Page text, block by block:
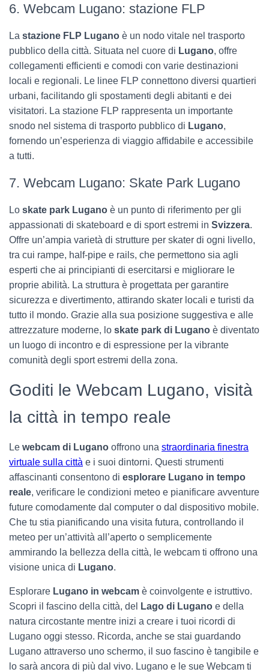
6. Webcam Lugano: stazione FLP
La stazione FLP Lugano è un nodo vitale nel trasporto
pubblico della città. Situata nel cuore di Lugano, offre
collegamenti efficienti e comodi con varie destinazioni
locali e regionali. Le linee FLP connettono diversi quartieri
urbani, facilitando gli spostamenti degli abitanti e dei
visitatori. La stazione FLP rappresenta un importante
snodo nel sistema di trasporto pubblico di Lugano,
fornendo un’esperienza di viaggio affidabile e accessibile
a tutti.
7. Webcam Lugano: Skate Park Lugano
Lo skate park Lugano è un punto di riferimento per gli
appassionati di skateboard e di sport estremi in Svizzera.
Offre un’ampia varietà di strutture per skater di ogni livello,
tra cui rampe, half-pipe e rails, che permettono sia agli
esperti che ai principianti di esercitarsi e migliorare le
proprie abilità. La struttura è progettata per garantire
sicurezza e divertimento, attirando skater locali e turisti da
tutto il mondo. Grazie alla sua posizione suggestiva e alle
attrezzature moderne, lo skate park di Lugano è diventato
un luogo di incontro e di espressione per la vibrante
comunità degli sport estremi della zona.
Goditi le Webcam Lugano, visità
la città in tempo reale
Le webcam di Lugano offrono una straordinaria finestra
virtuale sulla città e i suoi dintorni. Questi strumenti
affascinanti consentono di esplorare Lugano in tempo
reale, verificare le condizioni meteo e pianificare avventure
future comodamente dal computer o dal dispositivo mobile.
Che tu stia pianificando una visita futura, controllando il
meteo per un’attività all’aperto o semplicemente
ammirando la bellezza della città, le webcam ti offrono una
visione unica di Lugano.
Esplorare Lugano in webcam è coinvolgente e istruttivo.
Scopri il fascino della città, del
Lago di Lugano e della
natura circostante mentre inizi a creare i tuoi ricordi di
Lugano oggi stesso. Ricorda, anche se stai guardando
Lugano attraverso uno schermo, il suo fascino è tangibile e
lo sarà ancora di più dal vivo. Lugano e le sue Webcam ti